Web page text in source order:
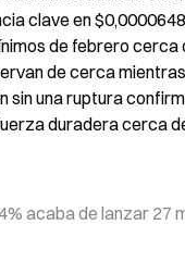
clave en
de febrero
de cerca
una ruptura
duradera cerca
acaba de lanzar 27